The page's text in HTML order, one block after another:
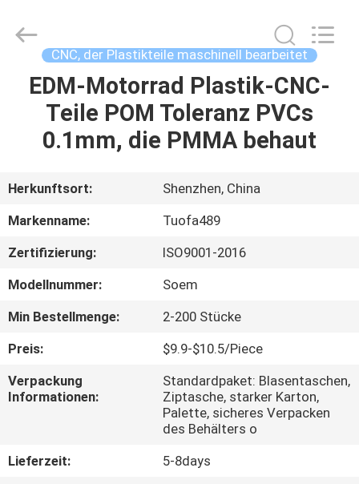
HAUSE
ÜBER
UNS
WERKSBESICHTIGUNG
QUALITÄTSKONTROLLE
KONTAKT
UNS
Ltd..
CNC, der Plastikteile maschinell bearbeitet
EDM-Motorrad Plastik-CNC-
Teile POM Toleranz PVCs
0.1mm, die PMMA behaut
Herkunftsort:
Shenzhen, China
Markenname:
Tuofa489
Zertifizierung:
ISO9001-2016
Modellnummer:
Soem
Min Bestellmenge:
2-200 Stücke
Preis:
$9.9-$10.5/Piece
Verpackung
Informationen:
Standardpaket: Blasentaschen,
Ziptasche, starker Karton,
Palette, sicheres Verpacken
des Behälters o
Lieferzeit:
5-8days